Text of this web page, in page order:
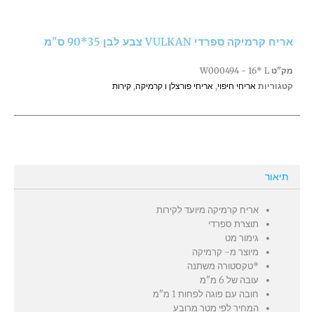
לבן
ס"מ
אריח קרמיקה ספרדי VULKAN צבע לבן 35*90 ס"מ
מק"ט W000494 - 16* L
קטגוריות אריחי חיפוי, אריחי פורצלן ו קרמיקה, קירות
תיאור
אריח קרמיקה מיועד לקירות
תוצרת ספרדי
גימור מט
מיוצר מ- קרמיקה
*טקסטורה משתנה
עובה של 6 מ"מ
חובה עם פוגה לפחות 1 מ"מ
המחיר לפי מטר מרובע